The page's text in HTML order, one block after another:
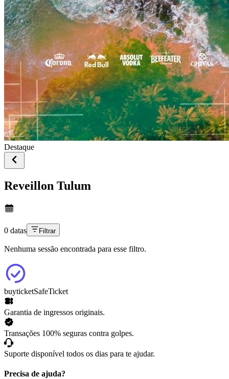
Destaque
Reveillon Tulum
0 datas Filtrar
Nenhuma sessão encontrada para esse filtro.
buyticketSafeTicket
Garantia de ingressos originais.
Transações 100% seguras contra golpes.
Suporte disponível todos os dias para te ajudar.
Precisa de ajuda?